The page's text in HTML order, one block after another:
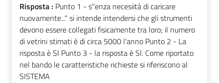
Risposta : Punto 1 - s"enza necesiità di caricare
nuovamente..." si intende intendersi che gli strumenti
devono essere collegati fisicamente tra loro; il numero
di vetrini stimati è di circa 5000 l'anno Punto 2 - La
risposta è SI Punto 3 - la risposta è SI. Come riportato
nel bando le caratteristiche richieste si riferiscono al
SISTEMA